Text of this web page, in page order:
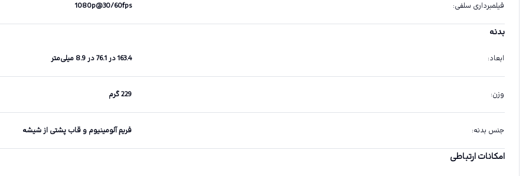
فیلمبرداری سلفی:
1080p@30/60fps
بدنه
ابعاد: 163.4 در 76.1 در 8.9 میلی‌متر
وزن: 229 گرم
جنس بدنه: فریم آلومینیوم و قاب پشتی از شیشه
امکانات ارتباطی